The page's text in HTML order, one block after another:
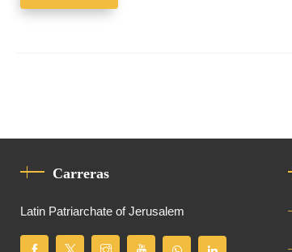
Carreras
Latin Patriarchate of Jerusalem